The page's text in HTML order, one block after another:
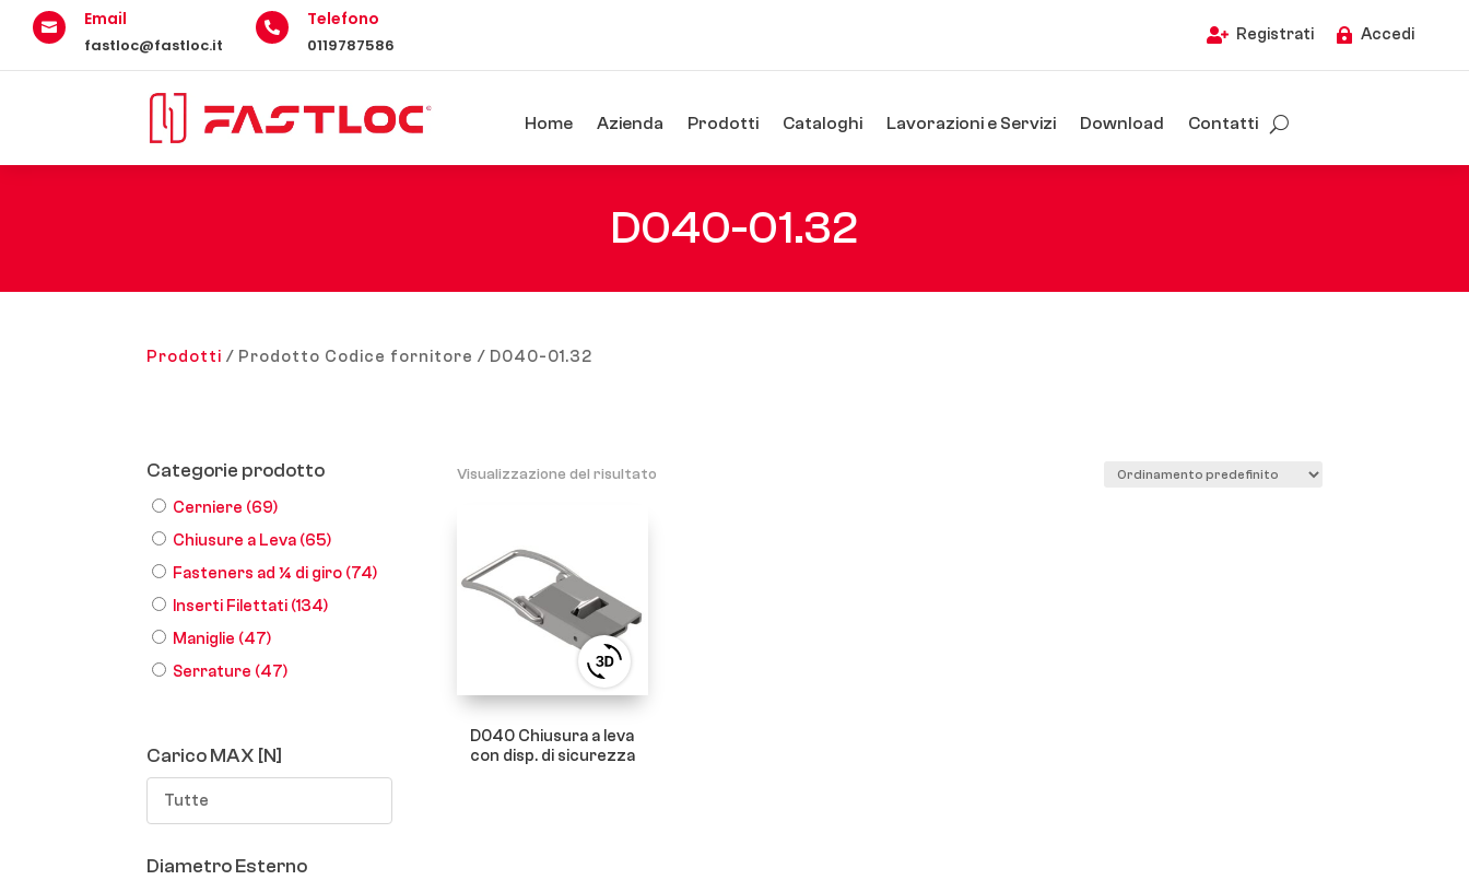
 Email
fastloc@fastloc.it
 Telefono
0119787586  Registrati  Accedi
Home Azienda Prodotti Cataloghi Lavorazioni e Servizi Download Contatti
D040-01.32
Prodotti / Prodotto Codice fornitore / D040-01.32
Categorie prodotto
Cerniere (69)
Chiusure a Leva (65)
Fasteners ad ¼ di giro (74)
Inserti Filettati (134)
Maniglie (47)
Serrature (47)
Carico MAX [N]
Tutte
Diametro Esterno
Visualizzazione del risultato
View
3D
product
D040 Chiusura a leva
con disp. di sicurezza